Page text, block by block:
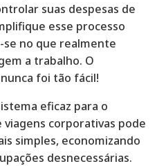
suas despesas de
esse processo
no que realmente
a trabalho. O
foi tão fácil!
eficaz para o
corporativas pode
simples, economizando
desnecessárias.